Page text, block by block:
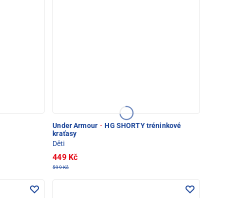
Under Armour · HG SHORTY tréninkové
kraťasy
Děti
449 Kč
599 Kč